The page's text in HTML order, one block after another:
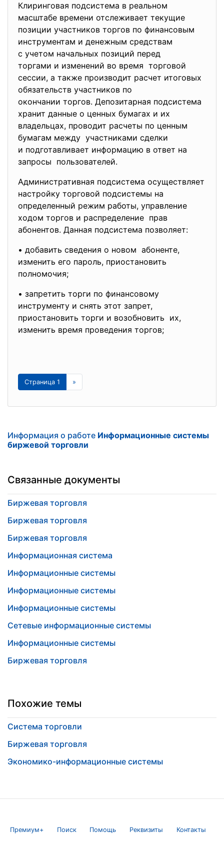
Клиринговая подсистема в реальном
масштабе времени отслеживает текущие
позиции участников торгов по финансовым
инструментам и денежным средствам
с учетом начальных позиций перед
торгами и изменений во время торговой
сессии, а также производит расчет итоговых
обязательств участников по
окончании торгов. Депозитарная подсистема
хранит данные о ценных бумагах и их
владельцах, проводит расчеты по ценным
бумагам между участниками сделки
и подготавливает информацию в ответ на
запросы пользователей.
Административная подсистема осуществляет
настройку торговой подсистемы на
определенный режим работы, управление
ходом торгов и распределение прав
абонентов. Данная подсистема позволяет:
• добавить сведения о новом абоненте,
изменить его пароль, приостановить
полномочия;
• запретить торги по финансовому
инструменту и снять этот запрет,
приостановить торги и возобновить их,
изменить время проведения торгов;
Страница 1 »
Информация о работе Информационные системы
биржевой торговли
Связанные документы
Биржевая торговля
Биржевая торговля
Биржевая торговля
Информационная система
Информационные системы
Информационные системы
Информационные системы
Сетевые информационные системы
Информационные системы
Биржевая торговля
Похожие темы
Система торговли
Биржевая торговля
Экономико-информационные системы
Премиум+ Поиск Помощь Реквизиты Контакты